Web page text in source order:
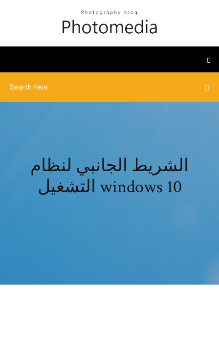
الشريط الجانبي لنظام
التشغيل windows 10